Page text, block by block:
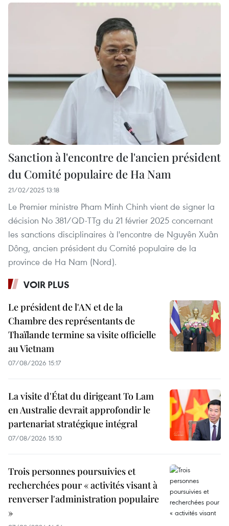
Sanction à l'encontre de l'ancien président
du Comité populaire de Ha Nam
21/02/2025 13:18
Le Premier ministre Pham Minh Chinh vient de signer la
décision No 381/QD-TTg du 21 février 2025 concernant
les sanctions disciplinaires à l'encontre de Nguyên Xuân
Dông, ancien président du Comité populaire de la
province de Ha Nam (Nord).
VOIR PLUS
Le président de l'AN et de la
Chambre des représentants de
Thaïlande termine sa visite officielle
au Vietnam
07/08/2026 15:17
La visite d'État du dirigeant To Lam
en Australie devrait approfondir le
partenariat stratégique intégral
07/08/2026 15:10
Trois personnes poursuivies et
recherchées pour « activités visant à
renverser l'administration populaire
»